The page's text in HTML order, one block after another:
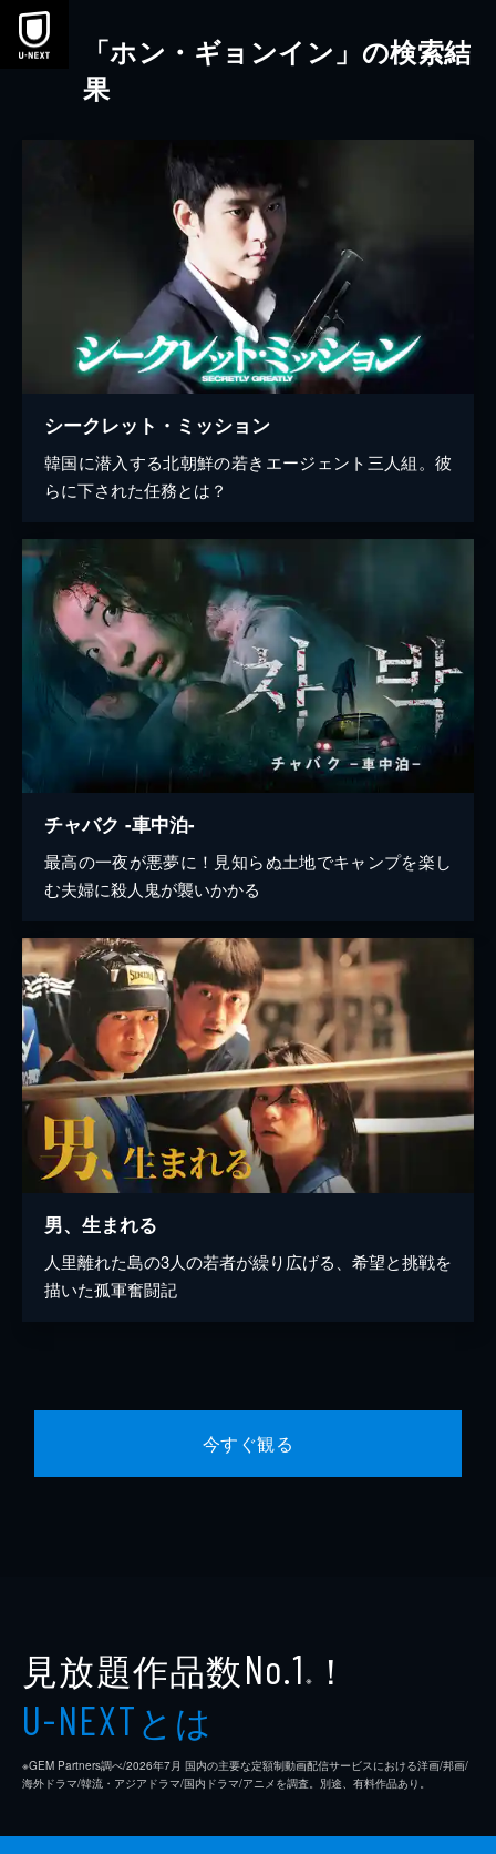
本文へスキップ
「ホン・ギョンイン」の検索結
果
シークレット・ミッション
韓国に潜入する北朝鮮の若きエージェント三人組。彼
らに下された任務とは？
チャバク -車中泊-
最高の一夜が悪夢に！見知らぬ土地でキャンプを楽し
む夫婦に殺人鬼が襲いかかる
男、生まれる
人里離れた島の3人の若者が繰り広げる、希望と挑戦を
描いた孤軍奮闘記
今すぐ観る
見放題作品数No.1 ※ ！
U-NEXTとは
※GEM Partners調べ/2026年7⽉ 国内の主要な定額制動画配信サービスにおける洋画/邦画/
海外ドラマ/韓流・アジアドラマ/国内ドラマ/アニメを調査。別途、有料作品あり。